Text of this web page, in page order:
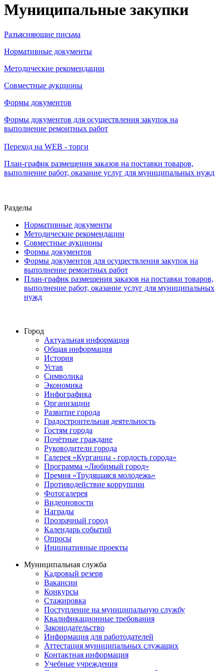
Муниципальные закупки
Разъясняющие письма
Нормативные документы
Методические рекомендации
Совместные аукционы
Формы документов
Формы документов для осуществления закупок на
выполнение ремонтных работ
Переход на WEB - торги
План-график размещения заказов на поставки товаров,
выполнение работ, оказание услуг для муниципальных нужд
Разделы
Нормативные документы
Методические рекомендации
Совместные аукционы
Формы документов
Формы документов для осуществления закупок на
выполнение ремонтных работ
План-график размещения заказов на поставки товаров,
выполнение работ, оказание услуг для муниципальных
нужд
Город
Актуальная информация
Общая информация
История
Устав
Символика
Экономика
Инфографика
Организации
Развитие города
Градостроительная деятельность
Гостям города
Почётные граждане
Руководители города
Галерея «Курганцы - гордость города»
Программа «Любимый город»
Премия «Трудящаяся молодежь»
Противодействие коррупции
Фотогалерея
Видеоновости
Награды
Прозрачный город
Календарь событий
Опросы
Инициативные проекты
Муниципальная служба
Кадровый резерв
Вакансии
Конкурсы
Стажировка
Поступление на муниципальную службу
Квалификационные требования
Законодательство
Информация для работодателей
Аттестация муниципальных служащих
Контактная информация
Учебные учреждения